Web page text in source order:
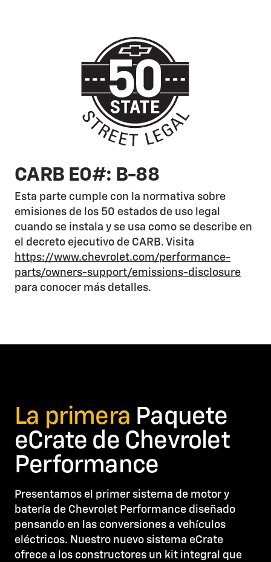
CARB E0#: B-88
Esta parte cumple con la normativa sobre
emisiones de los 50 estados de uso legal
cuando se instala y se usa como se describe en
el decreto ejecutivo de CARB. Visita
https://www.chevrolet.com/performance-
parts/owners-support/emissions-disclosure
para conocer más detalles.
La primera Paquete
eCrate de Chevrolet
Performance
Presentamos el primer sistema de motor y
batería de Chevrolet Performance diseñado
pensando en las conversiones a vehículos
eléctricos. Nuestro nuevo sistema eCrate
ofrece a los constructores un kit integral que